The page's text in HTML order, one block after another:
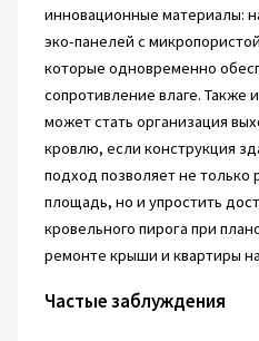
инновационные материалы:
эко-панелей с
которые одновременно
сопротивление влаге.
может стать организация
кровлю, если конструкция
подход позволяет не
площадь, но и упростить
кровельного пирога при
ремонте крыши и квартиры
Частые заблуждения